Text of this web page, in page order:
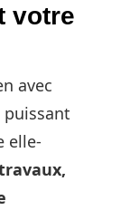
votre
avec
elle-